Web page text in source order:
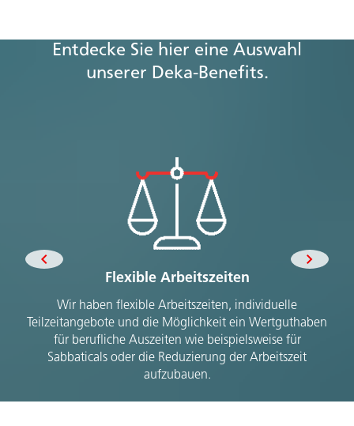
Entdecke Sie hier eine Auswahl
unserer Deka-Benefits.
Flexible Arbeitszeiten
Wir haben flexible Arbeitszeiten, individuelle
Teilzeitangebote und die Möglichkeit ein Wertguthaben
für berufliche Auszeiten wie beispielsweise für
Sabbaticals oder die Reduzierung der Arbeitszeit
aufzubauen.